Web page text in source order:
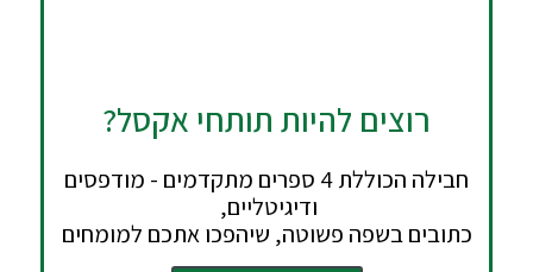
רוצים להיות תותחי אקסל?
חבילה הכוללת 4 ספרים מתקדמים - מודפסים
ודיגיטליים,
כתובים בשפה פשוטה, שיהפכו אתכם למומחים